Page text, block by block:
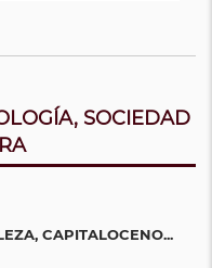
SOCIEDAD
CAPITALOCENO...